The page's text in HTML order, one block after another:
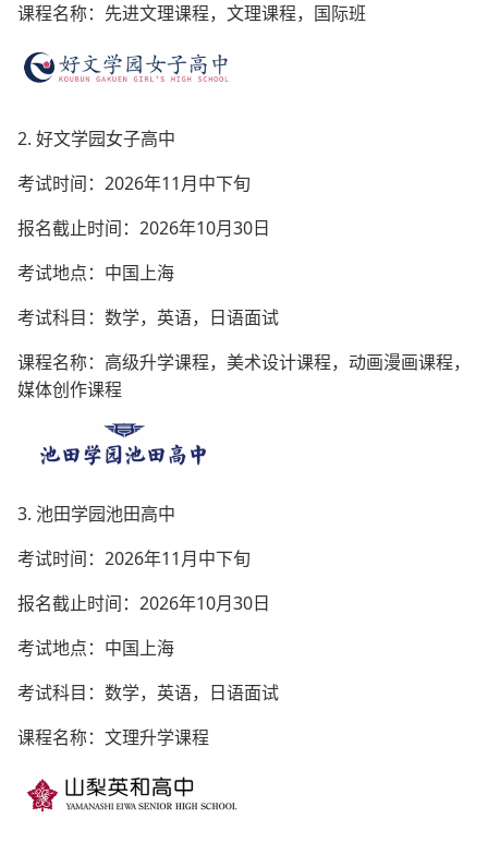
课程名称：先进文理课程，文理课程，国际班
2. 好文学园女子高中
考试时间：2026年11月中下旬
报名截止时间：2026年10月30日
考试地点：中国上海
考试科目：数学，英语，日语面试
课程名称：高级升学课程，美术设计课程，动画漫画课程，
媒体创作课程
3. 池田学园池田高中
考试时间：2026年11月中下旬
报名截止时间：2026年10月30日
考试地点：中国上海
考试科目：数学，英语，日语面试
课程名称：文理升学课程